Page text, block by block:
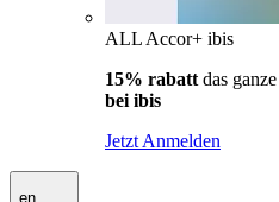
ALL Accor+ ibis
15% rabatt das
bei ibis
Jetzt Anmelden
en